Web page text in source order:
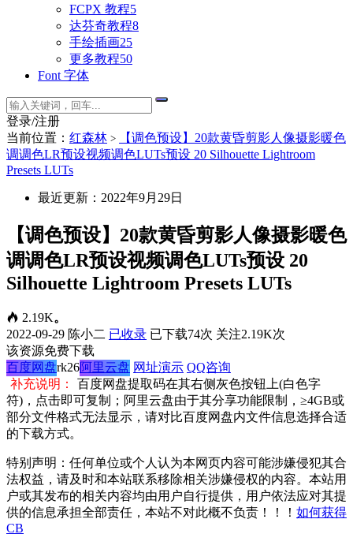
FCPX 教程5
达芬奇教程8
手绘插画25
更多教程50
Font 字体
登录/注册
当前位置： 红森林 >
【调色预设】20款黄昏剪影人像摄影暖色
调调色LR预设视频调色LUTs预设 20 Silhouette Lightroom
Presets LUTs
最近更新：2022年9月29日
【调色预设】20款黄昏剪影人像摄影暖色
调调色LR预设视频调色LUTs预设 20
Silhouette Lightroom Presets LUTs
2.19K。
2022-09-29 陈小二 已收录 已下载74次 关注2.19K次
该资源免费下载
百度网盘rk26阿里云盘 网址演示 QQ咨询
补充说明：
百度网盘提取码在其右侧灰色按钮上(白色字
符)，点击即可复制；阿里云盘由于其分享功能限制，≥4GB或
部分文件格式无法显示，请对比百度网盘内文件信息选择合适
的下载方式。
特别声明：任何单位或个人认为本网页内容可能涉嫌侵犯其合
法权益，请及时和本站联系移除相关涉嫌侵权的内容。本站用
户或其发布的相关内容均由用户自行提供，用户依法应对其提
供的信息承担全部责任，本站不对此概不负责！！！ 如何获得
CB